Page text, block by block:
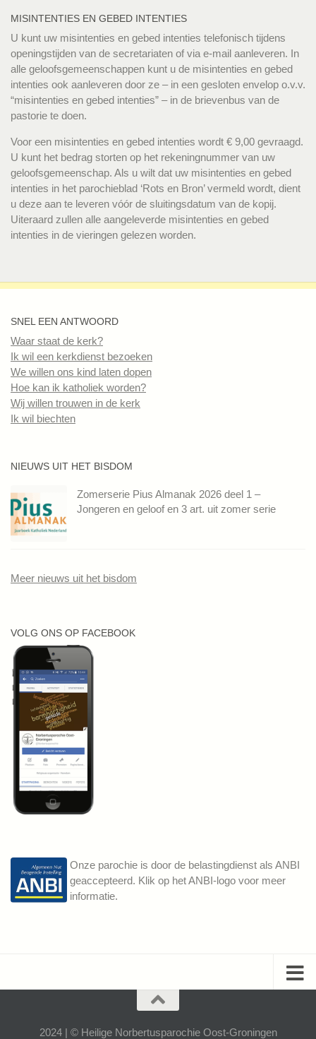
MISINTENTIES EN GEBED INTENTIES
U kunt uw misintenties en gebed intenties telefonisch tijdens
openingstijden van de secretariaten of via e-mail aanleveren. In
alle geloofsgemeenschappen kunt u de misintenties en gebed
intenties ook aanleveren door ze – in een gesloten envelop o.v.v.
“misintenties en gebed intenties” – in de brievenbus van de
pastorie te doen.
Voor een misintenties en gebed intenties wordt € 9,00 gevraagd.
U kunt het bedrag storten op het rekeningnummer van uw
geloofsgemeenschap. Als u wilt dat uw misintenties en gebed
intenties in het parochieblad ‘Rots en Bron’ vermeld wordt, dient
u deze aan te leveren vóór de sluitingsdatum van de kopij.
Uiteraard zullen alle aangeleverde misintenties en gebed
intenties in de vieringen gelezen worden.
SNEL EEN ANTWOORD
Waar staat de kerk?
Ik wil een kerkdienst bezoeken
We willen ons kind laten dopen
Hoe kan ik katholiek worden?
Wij willen trouwen in de kerk
Ik wil biechten
NIEUWS UIT HET BISDOM
Zomerserie Pius Almanak 2026 deel 1 –
Jongeren en geloof en 3 art. uit zomer serie
Meer nieuws uit het bisdom
VOLG ONS OP FACEBOOK
Onze parochie is door de belastingdienst als ANBI
geaccepteerd. Klik op het ANBI-logo voor meer
informatie.
2024 | © Heilige Norbertusparochie Oost-Groningen